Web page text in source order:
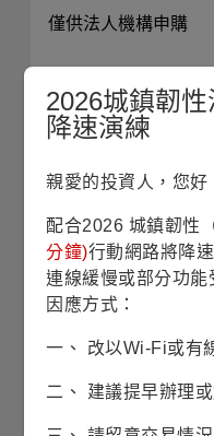
僅供法人機構申購
債券配置
平均到期年限
券均持有至到期且期間所
均年收益率。「最低到期
2026城鎮韌
降速演練
親愛的投資人，您好
配合2026 城鎮韌性
分鐘)行動網路將降
連線緩慢或部分功
因應方式：
一、 改以Wi-Fi或有
二、 建議提早辦理